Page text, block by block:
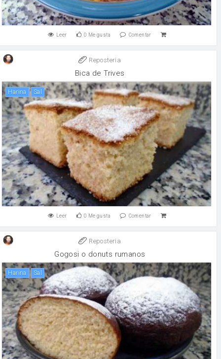
Leer 0 Me gusta Comentar
Reposteria
Bica de Trives
harina sal
Leer 0 Me gusta Comentar
Reposteria
Gogosi o donuts rumanos
harina sal